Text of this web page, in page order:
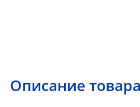
Описание товара